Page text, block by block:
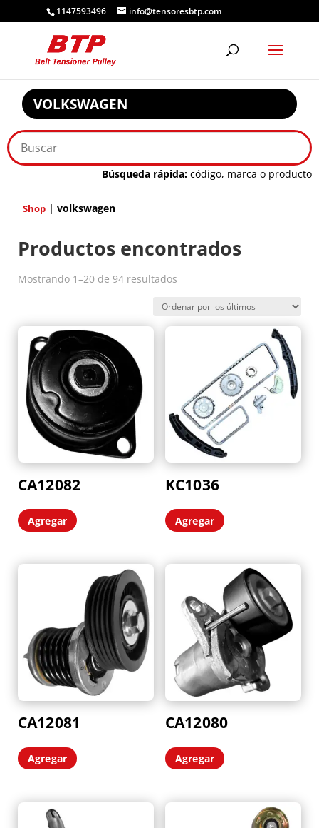
1147593496 info@tensoresbtp.com
VOLKSWAGEN
Búsqueda rápida: código, marca o producto
Shop | volkswagen
Productos encontrados
Mostrando 1–20 de 94 resultados
los
últimos
CA12082
Agregar
KC1036
Agregar
CA12081
Agregar
CA12080
Agregar